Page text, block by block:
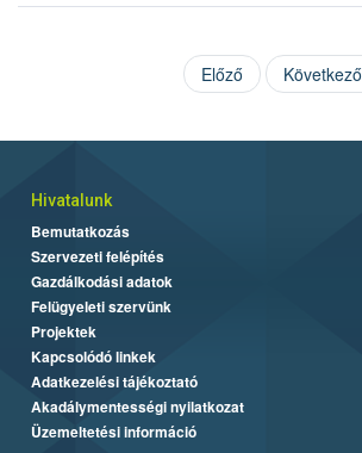
Előző Következő
Hivatalunk
Bemutatkozás
Szervezeti felépítés
Gazdálkodási adatok
Felügyeleti szervünk
Projektek
Kapcsolódó linkek
Adatkezelési tájékoztató
Akadálymentességi nyilatkozat
Üzemeltetési információ